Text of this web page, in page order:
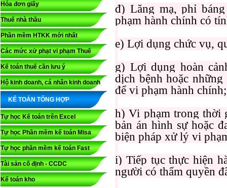
Hóa đơn giấy
Thuế nhà thầu
Phần mềm HTKK mới nhất
Các mức xử phạt vi phạm Thuế
Kế toán thuế cần lưu ý
Hộ kinh doanh, cá nhân kinh doanh
KẾ TOÁN TỔNG HỢP
Tự học Kế toán trên Excel
Tự học Phần mềm kế toán Misa
Tự học phần mềm kế toán Fast
Tài sản cố định - CCDC
Kế toán kho
đ) Lăng mạ, phỉ
phạm hành chính có
e) Lợi dụng chức vụ,
g) Lợi dụng hoàn
dịch bệnh hoặc
để vi phạm hành chính;
h) Vi phạm trong thời
bản án hình sự hoặc
biện pháp xử lý vi
i) Tiếp tục thực hiện
người có thẩm quyền